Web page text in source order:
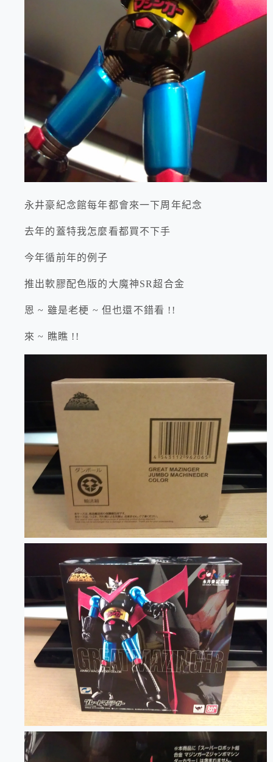
永井豪紀念館每年都會來一下周年紀念
去年的蓋特我怎麼看都買不下手
今年循前年的例子
推出軟膠配色版的大魔神SR超合金
恩 ~ 雖是老梗 ~ 但也還不錯看 !!
來 ~ 瞧瞧 !!